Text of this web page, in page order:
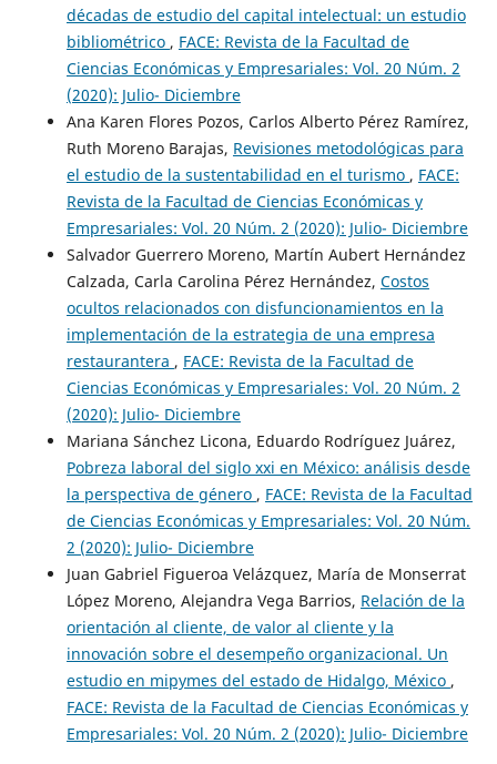
décadas de estudio del capital intelectual: un estudio
bibliométrico , FACE: Revista de la Facultad de
Ciencias Económicas y Empresariales: Vol. 20 Núm. 2
(2020): Julio- Diciembre
Ana Karen Flores Pozos, Carlos Alberto Pérez Ramírez,
Ruth Moreno Barajas, Revisiones metodológicas para
el estudio de la sustentabilidad en el turismo , FACE:
Revista de la Facultad de Ciencias Económicas y
Empresariales: Vol. 20 Núm. 2 (2020): Julio- Diciembre
Salvador Guerrero Moreno, Martín Aubert Hernández
Calzada, Carla Carolina Pérez Hernández, Costos
ocultos relacionados con disfuncionamientos en la
implementación de la estrategia de una empresa
restaurantera , FACE: Revista de la Facultad de
Ciencias Económicas y Empresariales: Vol. 20 Núm. 2
(2020): Julio- Diciembre
Mariana Sánchez Licona, Eduardo Rodríguez Juárez,
Pobreza laboral del siglo xxi en México: análisis desde
la perspectiva de género , FACE: Revista de la Facultad
de Ciencias Económicas y Empresariales: Vol. 20 Núm.
2 (2020): Julio- Diciembre
Juan Gabriel Figueroa Velázquez, María de Monserrat
López Moreno, Alejandra Vega Barrios, Relación de la
orientación al cliente, de valor al cliente y la
innovación sobre el desempeño organizacional. Un
estudio en mipymes del estado de Hidalgo, México ,
FACE: Revista de la Facultad de Ciencias Económicas y
Empresariales: Vol. 20 Núm. 2 (2020): Julio- Diciembre